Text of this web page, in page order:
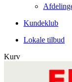
Kundeklub
Lokale tilbud
Kurv